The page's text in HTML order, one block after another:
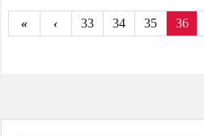
« ‹ 33 34 35 36